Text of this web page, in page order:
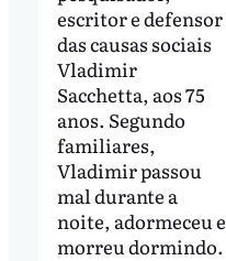
escritor e defensor
das causas sociais
Vladimir
Sacchetta, aos 75
anos. Segundo
familiares,
Vladimir passou
mal durante a
noite, adormeceu e
morreu dormindo.